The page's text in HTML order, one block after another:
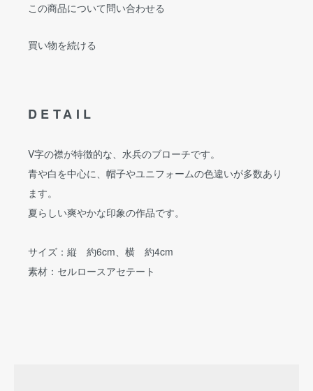
この商品について問い合わせる
買い物を続ける
DETAIL
V字の襟が特徴的な、水兵のブローチです。
青や白を中心に、帽子やユニフォームの色違いが多数あり
ます。
夏らしい爽やかな印象の作品です。
サイズ：縦 約6cm、横 約4cm
素材：セルロースアセテート